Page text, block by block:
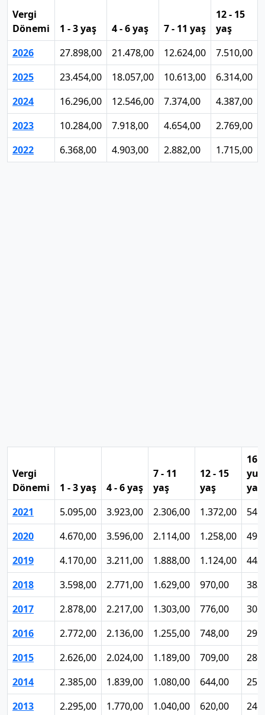
Vergi
Dönemi
1 - 3 yaş 4 - 6 yaş 7 - 11 yaş
12 - 15
yaş
2026
27.898,00 21.478,00 12.624,00 7.510,00
2025
23.454,00 18.057,00 10.613,00 6.314,00
2024
16.296,00 12.546,00 7.374,00 4.387,00
2023
10.284,00 7.918,00 4.654,00 2.769,00
2022
6.368,00 4.903,00 2.882,00 1.715,00
Vergi
Dönemi
1 - 3 yaş 4 - 6 yaş
7 - 11
yaş
12 - 15
yaş
16
yaş
2021
5.095,00 3.923,00 2.306,00 1.372,00
2020
4.670,00 3.596,00 2.114,00 1.258,00
2019
4.170,00 3.211,00 1.888,00 1.124,00
2018
3.598,00 2.771,00 1.629,00 970,00
2017
2.878,00 2.217,00 1.303,00 776,00
2016
2.772,00 2.136,00 1.255,00 748,00
2015
2.626,00 2.024,00 1.189,00 709,00
2014
2.385,00 1.839,00 1.080,00 644,00
2013
2.295,00 1.770,00 1.040,00 620,00